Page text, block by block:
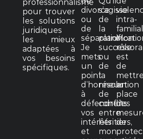
professionnalisme
pour trouver
les solutions
juridiques
les mieux
adaptées à
vos besoins
spécifiques.
divorce
ou
de
séparation.
Je
mets
un
point
d’honneur
à
défendre
vos
intérêts
et
s’agisse
de
la
ou
de
la
résolution
de
conflits
entre
héritiers,
mon
intra-
Mon
rôle
est
de
en
place
des
de